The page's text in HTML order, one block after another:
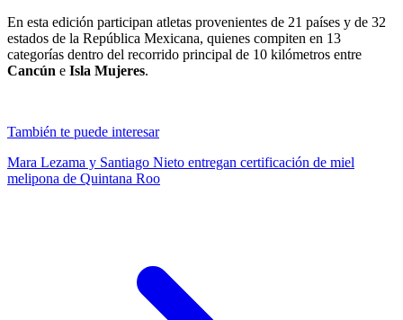
En esta edición participan atletas provenientes de 21 países y de 32
estados de la República Mexicana, quienes compiten en 13
categorías dentro del recorrido principal de 10 kilómetros entre
Cancún e Isla Mujeres.
También te puede interesar
Mara Lezama y Santiago Nieto entregan certificación de miel
melipona de Quintana Roo